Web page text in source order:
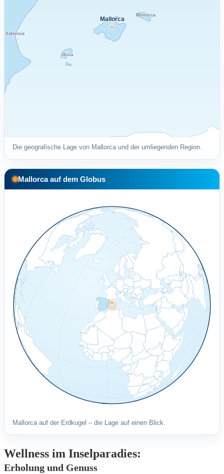
Ibiza
Menorca
Valencia
Mallorca
Die geografische Lage von Mallorca und der umliegenden Region.
Mallorca auf dem Globus
Mallorca auf der Erdkugel – die Lage auf einen Blick.
Wellness im Inselparadies:
Erholung und Genuss